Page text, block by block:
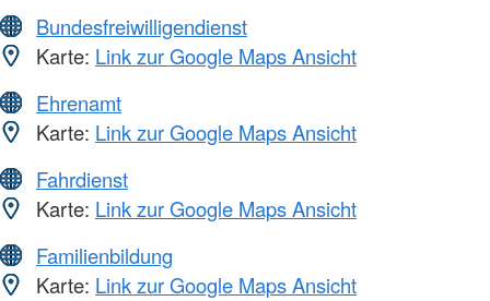
Bundesfreiwilligendienst
Karte: Link zur Google Maps Ansicht
Ehrenamt
Karte: Link zur Google Maps Ansicht
Fahrdienst
Karte: Link zur Google Maps Ansicht
Familienbildung
Karte: Link zur Google Maps Ansicht